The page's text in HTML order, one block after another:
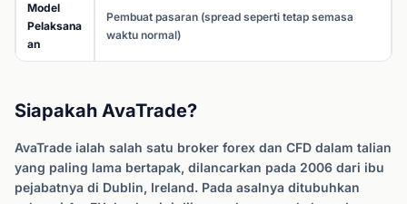
Model
Pelaksana
an
Pembuat pasaran (spread seperti tetap semasa
waktu normal)
Siapakah AvaTrade?
AvaTrade ialah salah satu broker forex dan CFD dalam talian
yang paling lama bertapak, dilancarkan pada 2006 dari ibu
pejabatnya di Dublin, Ireland. Pada asalnya ditubuhkan